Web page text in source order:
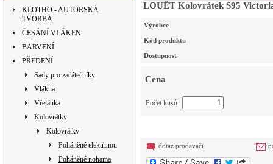
KLOTHO - AUTORSKÁ
TVORBA
ČESÁNÍ VLÁKEN
BARVENÍ
PŘEDENÍ
Sady pro začátečníky
Vlákna
Vřetánka
Kolovrátky
Kolovrátky
Poháněné elektřinou
Poháněné nohama
LOUËT Kolovrátek S95
Výrobce
Kód produktu
Dostupnost
Cena
Počet kusů
dotaz prodavači